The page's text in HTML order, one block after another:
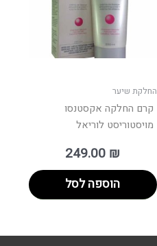
החלקת שיער
קרם החלקה אקסטנסו
מויסטוריסט לוריאל
249.00 ₪
הוספה לסל